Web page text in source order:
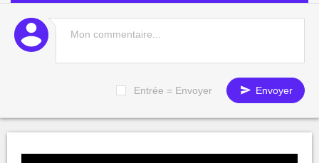
Entrée = Envoyer Envoyer